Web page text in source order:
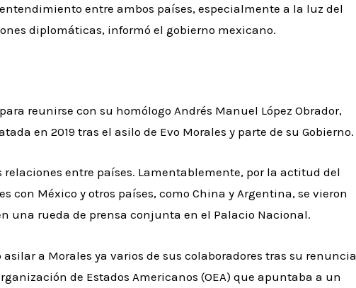
entre ambos países, especialmente a la luz del
diplomáticas, informó el gobierno mexicano.
reunirse con su homólogo Andrés Manuel López Obrador,
en 2019 tras el asilo de Evo Morales y parte de su Gobierno.
entre países. Lamentablemente, por la actitud del
con México y otros países, como China y Argentina, se vieron
una rueda de prensa conjunta en el Palacio Nacional.
asilar a Morales ya varios de sus colaboradores tras su renuncia
de Estados Americanos (OEA) que apuntaba a un